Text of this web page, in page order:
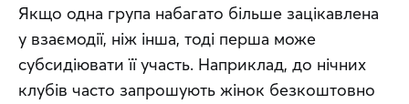
Якщо одна група набагато більше зацікавлена
у взаємодії, ніж інша, тоді перша може
субсидіювати її участь. Наприклад, до нічних
клубів часто запрошують жінок безкоштовно